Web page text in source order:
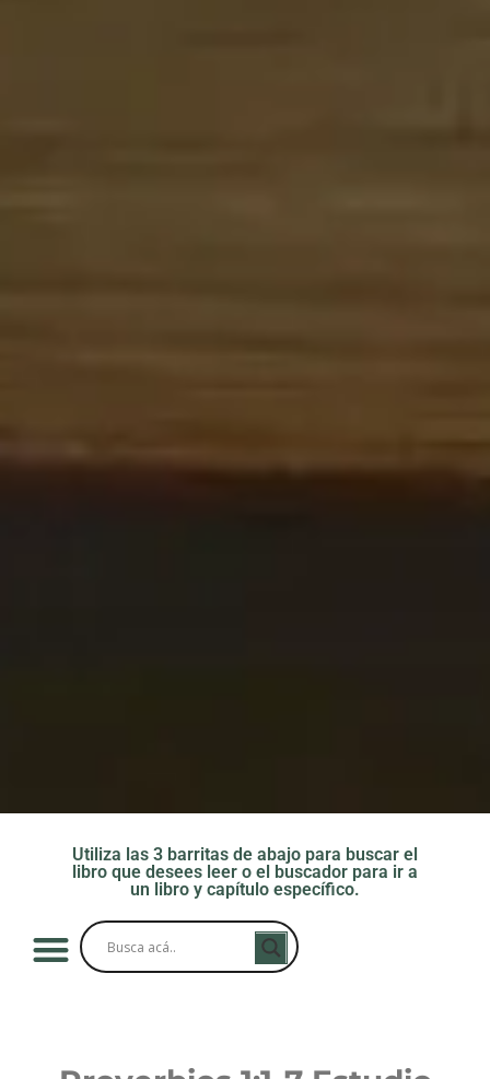
Utiliza las 3 barritas de abajo para buscar el
libro que desees leer o el buscador para ir a
un libro y capítulo específico.